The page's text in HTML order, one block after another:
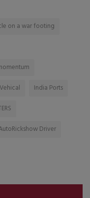
on a war footing
India Ports
Driver